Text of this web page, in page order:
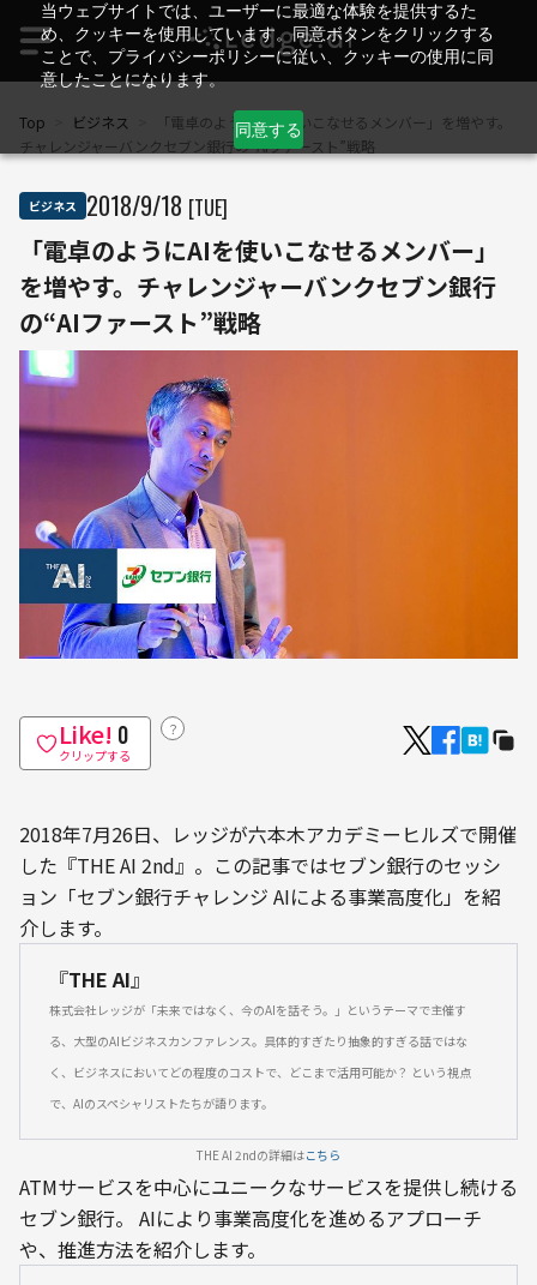
当ウェブサイトでは、ユーザーに最適な体験を提供するた
め、クッキーを使用しています。同意ボタンをクリックする
ことで、プライバシーポリシーに従い、クッキーの使用に同
意したことになります。
同意する
Top ビジネス
「電卓のようにAIを使いこなせるメンバー」を増やす。
チャレンジャーバンクセブン銀行の“AIファースト”戦略
ビジネス 2018/9/18 [TUE]
「電卓のようにAIを使いこなせるメンバー」
を増やす。チャレンジャーバンクセブン銀行
の“AIファースト”戦略
Like! 0
クリップする
？
2018年7月26日、レッジが六本木アカデミーヒルズで開催
した『THE AI 2nd』。この記事ではセブン銀行のセッシ
ョン「セブン銀行チャレンジ AIによる事業高度化」を紹
介します。
『THE AI』
株式会社レッジが「未来ではなく、今のAIを話そう。」というテーマで主催す
る、大型のAIビジネスカンファレンス。具体的すぎたり抽象的すぎる話ではな
く、ビジネスにおいてどの程度のコストで、どこまで活用可能か？ という視点
で、AIのスペシャリストたちが語ります。
THE AI 2ndの詳細はこちら
ATMサービスを中心にユニークなサービスを提供し続ける
セブン銀行。 AIにより事業高度化を進めるアプローチ
や、推進方法を紹介します。